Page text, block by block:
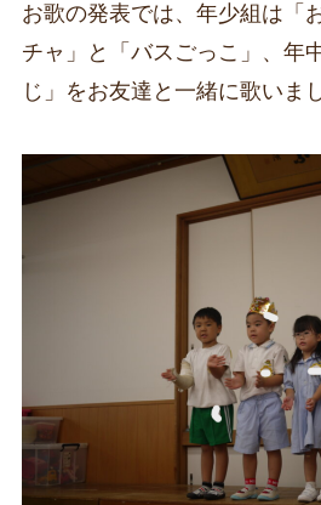
お歌の発表では、年少組は「
チャ」と「バスごっこ」、年
じ」をお友達と一緒に歌いま